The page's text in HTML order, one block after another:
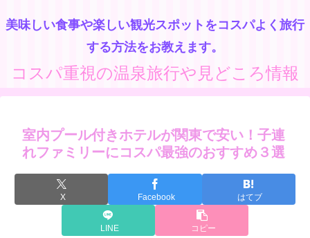
美味しい食事や楽しい観光スポットをコスパよく旅行
する方法をお教えます。
コスパ重視の温泉旅行や見どころ情報
室内プール付きホテルが関東で安い！子連
れファミリーにコスパ最強のおすすめ３選
X Facebook はてブ
LINE コピー